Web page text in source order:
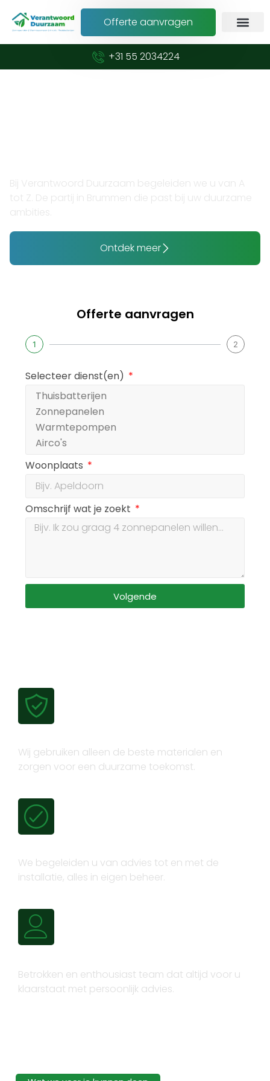
Offerte aanvragen
+31 55 2034224
Bij Verantwoord Duurzaam begeleiden we u van A
tot Z. De partij in Brummen die past bij uw duurzame
ambities.
Ontdek meer
Offerte aanvragen
1 2
Selecteer dienst(en)
Woonplaats
Omschrijf wat je zoekt
Volgende
Wij gebruiken alleen de beste materialen en
zorgen voor een duurzame toekomst.
We begeleiden u van advies tot en met de
installatie, alles in eigen beheer.
Betrokken en enthousiast team dat altijd voor u
klaarstaat met persoonlijk advies.